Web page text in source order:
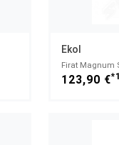
Ekol
123,90 €*1